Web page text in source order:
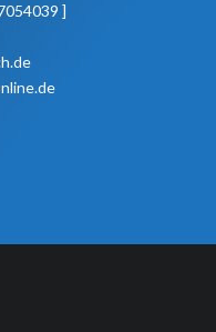
]